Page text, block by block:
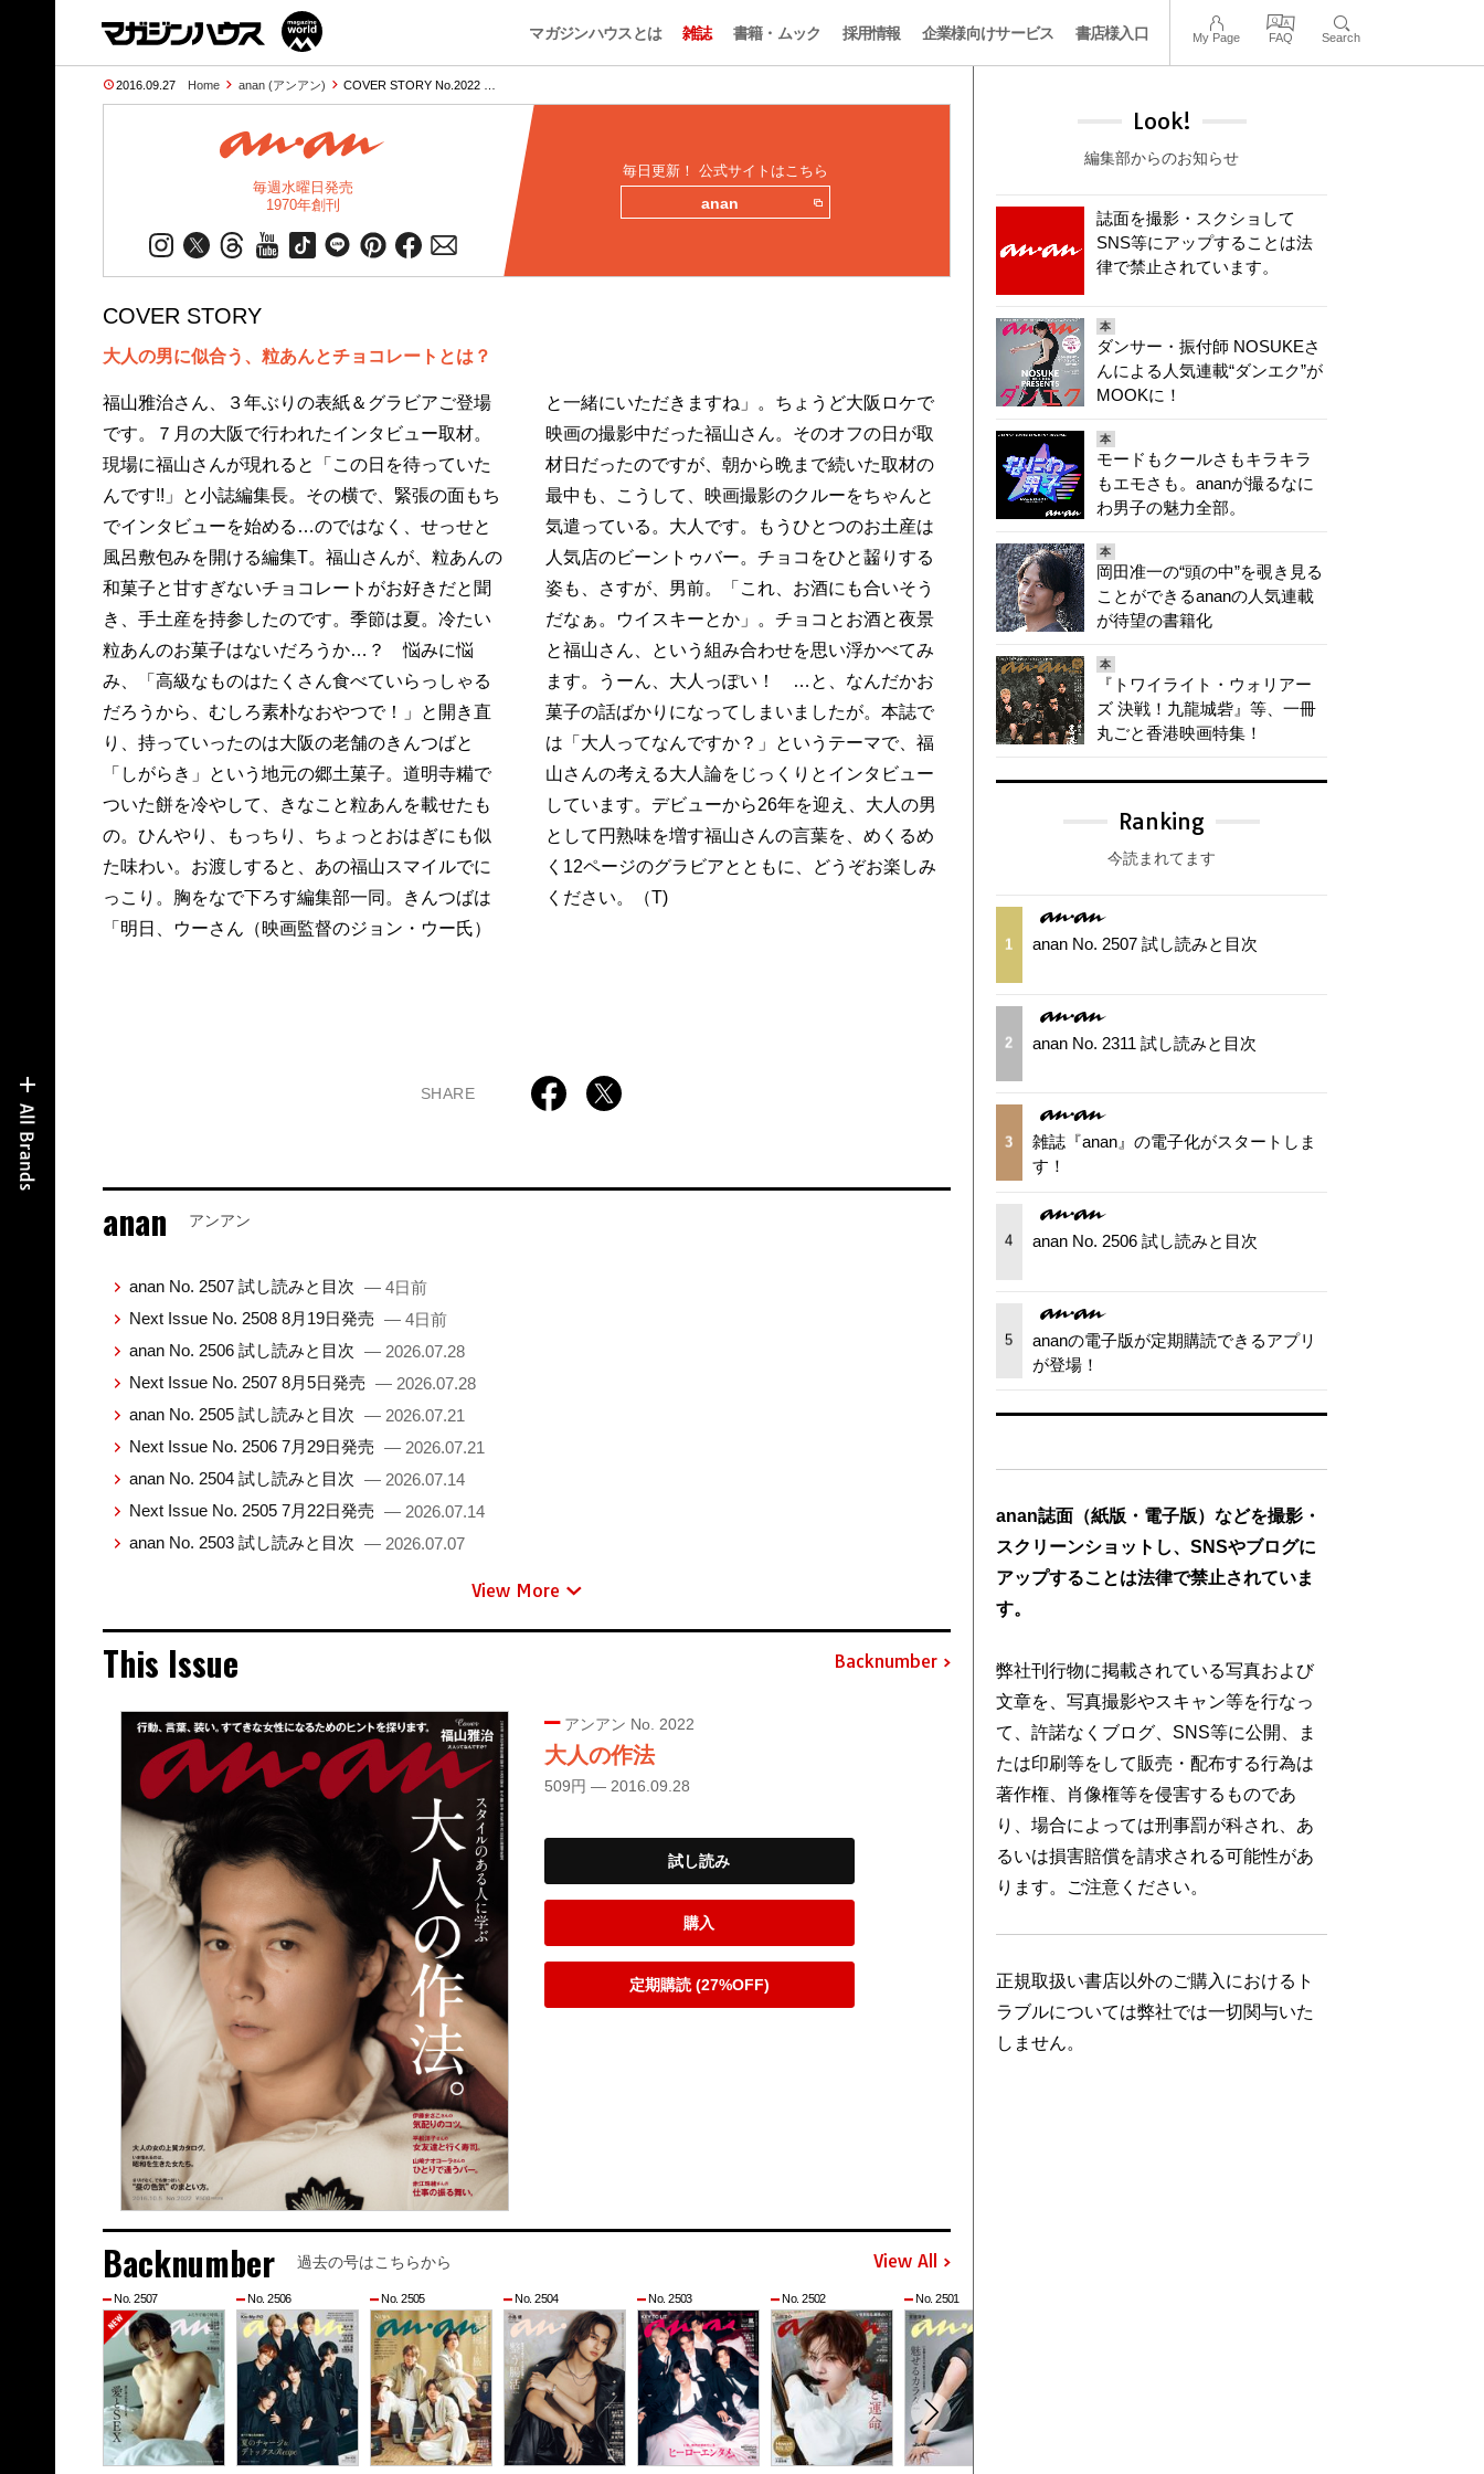
マガジンハウスとは 雑誌 書籍・ムック 採用情報 企業様向けサービス 書店様入口 My Page FAQ Search
2016.09.27 Home anan (アンアン) COVER STORY No.2022 …
毎週水曜日発売
1970年創刊
毎日更新！ 公式サイトはこちら
anan
COVER STORY
大人の男に似合う、粒あんとチョコレートとは？
福山雅治さん、３年ぶりの表紙＆グラビアご登場
です。７月の大阪で行われたインタビュー取材。
現場に福山さんが現れると「この日を待っていた
んです!!」と小誌編集長。その横で、緊張の面もち
でインタビューを始める…のではなく、せっせと
風呂敷包みを開ける編集T。福山さんが、粒あんの
和菓子と甘すぎないチョコレートがお好きだと聞
き、手土産を持参したのです。季節は夏。冷たい
粒あんのお菓子はないだろうか…？ 悩みに悩
み、「高級なものはたくさん食べていらっしゃる
だろうから、むしろ素朴なおやつで！」と開き直
り、持っていったのは大阪の老舗のきんつばと
「しがらき」という地元の郷土菓子。道明寺糒で
ついた餅を冷やして、きなこと粒あんを載せたも
の。ひんやり、もっちり、ちょっとおはぎにも似
た味わい。お渡しすると、あの福山スマイルでに
っこり。胸をなで下ろす編集部一同。きんつばは
「明日、ウーさん（映画監督のジョン・ウー氏）
と一緒にいただきますね」。ちょうど大阪ロケで
映画の撮影中だった福山さん。そのオフの日が取
材日だったのですが、朝から晩まで続いた取材の
最中も、こうして、映画撮影のクルーをちゃんと
気遣っている。大人です。もうひとつのお土産は
人気店のビーントゥバー。チョコをひと齧りする
姿も、さすが、男前。「これ、お酒にも合いそう
だなぁ。ウイスキーとか」。チョコとお酒と夜景
と福山さん、という組み合わせを思い浮かべてみ
ます。うーん、大人っぽい！ …と、なんだかお
菓子の話ばかりになってしまいましたが。本誌で
は「大人ってなんですか？」というテーマで、福
山さんの考える大人論をじっくりとインタビュー
しています。デビューから26年を迎え、大人の男
として円熟味を増す福山さんの言葉を、めくるめ
く12ページのグラビアとともに、どうぞお楽しみ
ください。（T)
SHARE
anan アンアン
anan No. 2507 試し読みと目次 — 4日前
Next Issue No. 2508 8月19日発売 — 4日前
anan No. 2506 試し読みと目次 — 2026.07.28
Next Issue No. 2507 8月5日発売 — 2026.07.28
anan No. 2505 試し読みと目次 — 2026.07.21
Next Issue No. 2506 7月29日発売 — 2026.07.21
anan No. 2504 試し読みと目次 — 2026.07.14
Next Issue No. 2505 7月22日発売 — 2026.07.14
anan No. 2503 試し読みと目次 — 2026.07.07
View More
This Issue Backnumber
アンアン No. 2022
大人の作法
509円 — 2016.09.28
試し読み
購入
定期購読 (27%OFF)
Backnumber 過去の号はこちらから View All
No. 2507 No. 2506 No. 2505 No. 2504 No. 2503 No. 2502 No. 2501
Look!
編集部からのお知らせ
誌面を撮影・スクショして
SNS等にアップすることは法
律で禁止されています。
本
ダンサー・振付師 NOSUKEさ
んによる人気連載“ダンエク”が
MOOKに！
本
モードもクールさもキラキラ
もエモさも。ananが撮るなに
わ男子の魅力全部。
本
岡田准一の“頭の中”を覗き見る
ことができるananの人気連載
が待望の書籍化
本
『トワイライト・ウォリアー
ズ 決戦！九龍城砦』等、一冊
丸ごと香港映画特集！
Ranking
今読まれてます
1 anan No. 2507 試し読みと目次
2 anan No. 2311 試し読みと目次
3
雑誌『anan』の電子化がスタートしま
す！
4 anan No. 2506 試し読みと目次
5
ananの電子版が定期購読できるアプリ
が登場！
anan誌面（紙版・電子版）などを撮影・
スクリーンショットし、SNSやブログに
アップすることは法律で禁止されていま
す。
弊社刊行物に掲載されている写真および
文章を、写真撮影やスキャン等を行なっ
て、許諾なくブログ、SNS等に公開、ま
たは印刷等をして販売・配布する行為は
著作権、肖像権等を侵害するものであ
り、場合によっては刑事罰が科され、あ
るいは損害賠償を請求される可能性があ
ります。ご注意ください。
正規取扱い書店以外のご購入におけるト
ラブルについては弊社では一切関与いた
しません。